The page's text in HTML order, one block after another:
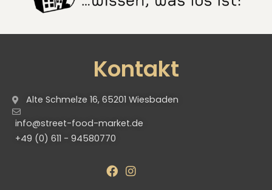
Kontakt
Alte Schmelze 16, 65201 Wiesbaden
info@street-food-market.de
+49 (0) 611 - 94580770